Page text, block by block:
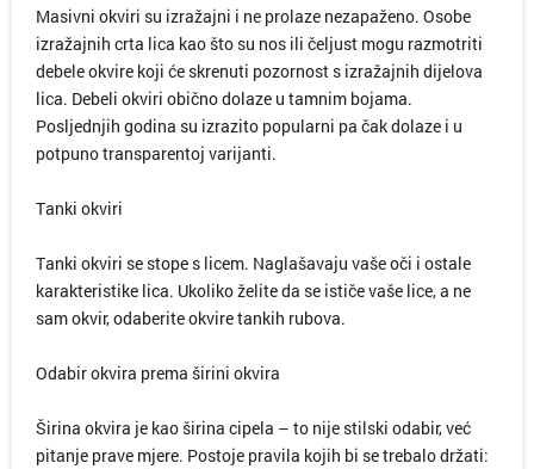
Masivni okviri su izražajni i ne prolaze nezapaženo. Osobe
izražajnih crta lica kao što su nos ili čeljust mogu razmotriti
debele okvire koji će skrenuti pozornost s izražajnih dijelova
lica. Debeli okviri obično dolaze u tamnim bojama.
Posljednjih godina su izrazito popularni pa čak dolaze i u
potpuno transparentoj varijanti.
Tanki okviri
Tanki okviri se stope s licem. Naglašavaju vaše oči i ostale
karakteristike lica. Ukoliko želite da se ističe vaše lice, a ne
sam okvir, odaberite okvire tankih rubova.
Odabir okvira prema širini okvira
Širina okvira je kao širina cipela – to nije stilski odabir, već
pitanje prave mjere. Postoje pravila kojih bi se trebalo držati: